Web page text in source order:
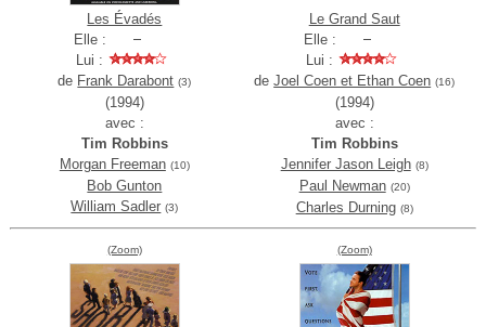
Les Évadés
Elle :
Lui :
de Frank Darabont (3)
(1994)
avec :
Tim Robbins
Morgan Freeman (10)
Bob Gunton
William Sadler (3)
Le Grand Saut
Elle :
Lui :
deJoel Coen et Ethan Coen (16)
(1994)
avec :
Tim Robbins
Jennifer Jason Leigh (8)
Paul Newman (20)
Charles Durning (8)
(Zoom) (Zoom)